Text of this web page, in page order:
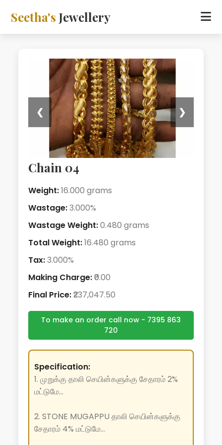
Seetha'sJewellery
❮ ❯
Chain 04
Weight:16.000 grams
Wastage:3.000%
Wastage Weight:0.480 grams
Total Weight:16.480 grams
Tax:3.000%
Making Charge:₹0.00
Final Price:₹237,047.50
To make an order call now - 7395 863
720
Specification:
1. முறுக்கு தாலி செயின்களுக்கு சேதாரம் 2%
மட்டுமே...
2. STONE MUGAPPU தாலி செயின்களுக்கு
சேதாரம் 4% மட்டுமே...